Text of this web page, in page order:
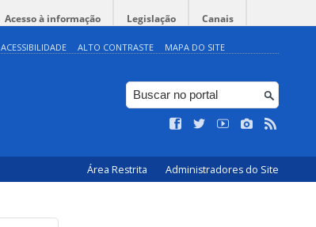
Acesso à informação Legislação Canais
ACESSIBILIDADE ALTO CONTRASTE MAPA DO SITE
Área Restrita Administradores do Site